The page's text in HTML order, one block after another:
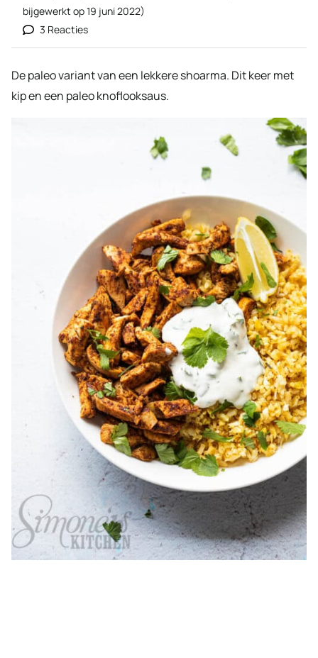
bijgewerkt op19 juni 2022)
3 Reacties
De paleo variant van een lekkere shoarma. Dit keer met
kip en een paleo knoflooksaus.